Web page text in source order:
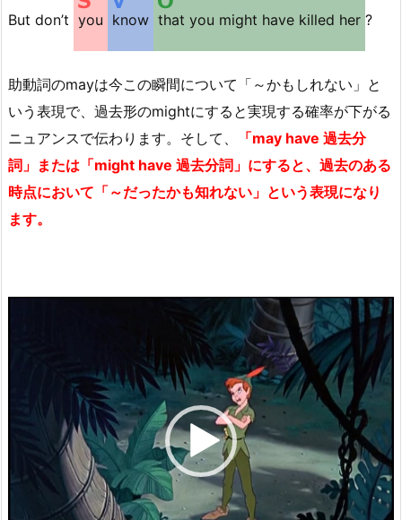
But don’t you know that you might have killed her ?
助動詞のmayは今この瞬間について「～かもしれない」と
いう表現で、過去形のmightにすると実現する確率が下がる
ニュアンスで伝わります。そして、
「may have 過去分
詞」または「might have 過去分詞」にすると、過去のある
時点において「～だったかも知れない」という表現になり
ます。